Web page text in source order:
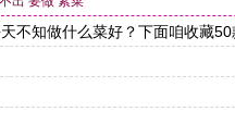
知做什么菜好？下面咱收藏50